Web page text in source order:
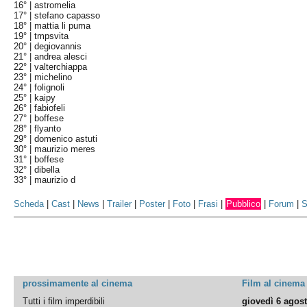
16° |astromelia
17° |stefano capasso
18° |mattia li puma
19° |tmpsvita
20° |degiovannis
21° |andrea alesci
22° |valterchiappa
23° |michelino
24° |folignoli
25° |
kaipy
26° |fabiofeli
27° |
boffese
28° |flyanto
29° |domenico astuti
30° |maurizio meres
31° |
boffese
32° |dibella
33° |maurizio d
Scheda|Cast News |Trailer Poster Foto Frasi Pubblico Forum |
prossimamente al cinema Film al cinema
Tutti i film imperdibili
giovedì 6